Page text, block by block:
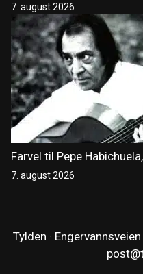
7. august 2026
Farvel til Pepe
7. august 2026
Tylden ·